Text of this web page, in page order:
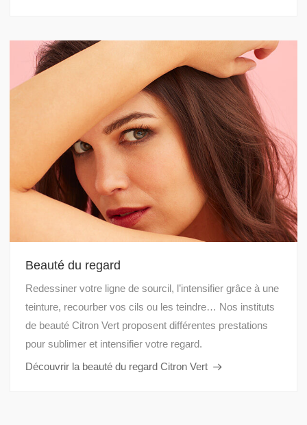
Beauté du regard
Redessiner votre ligne de sourcil, l’intensifier grâce à une
teinture, recourber vos cils ou les teindre… Nos instituts
de beauté Citron Vert proposent différentes prestations
pour sublimer et intensifier votre regard.
Découvrir la beauté du regard Citron Vert